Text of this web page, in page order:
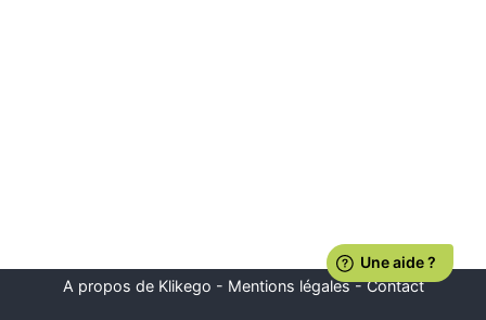
A propos de Klikego - Mentions légales-Contact